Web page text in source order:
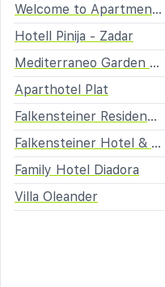
Welcome to Apartmen Palatisa
Hotell Pinija - Zadar
Mediterraneo Garden Apartments
Aparthotel Plat
Falkensteiner Residences Senia
Falkensteiner Hotel & Spa Iadera
Family Hotel Diadora
Villa Oleander